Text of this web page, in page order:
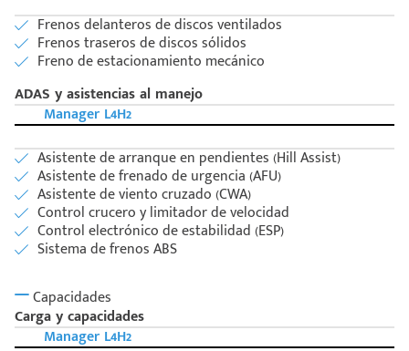
Frenos delanteros de discos ventilados
Frenos traseros de discos sólidos
Freno de estacionamiento mecánico
ADAS y asistencias al manejo
Manager L4H2
Asistente de arranque en pendientes (Hill Assist)
Asistente de frenado de urgencia (AFU)
Asistente de viento cruzado (CWA)
Control crucero y limitador de velocidad
Control electrónico de estabilidad (ESP)
Sistema de frenos ABS
Capacidades
Carga y capacidades
Manager L4H2